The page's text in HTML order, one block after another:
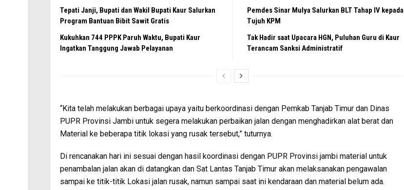
Tepati Janji, Bupati dan Wakil Bupati Kaur Salurkan
Program Bantuan Bibit Sawit Gratis
Kukuhkan 744 PPPK Paruh Waktu, Bupati Kaur
Ingatkan Tanggung Jawab Pelayanan
Pemdes Sinar Mulya Salurkan BLT Tahap IV kepada
Tujuh KPM
Tak Hadir saat Upacara HGN, Puluhan Guru di Kaur
Terancam Sanksi Administratif
“Kita telah melakukan berbagai upaya yaitu berkoordinasi dengan Pemkab Tanjab Timur dan Dinas
PUPR Provinsi Jambi untuk segera melakukan perbaikan jalan dengan menghadirkan alat berat dan
Material ke beberapa titik lokasi yang rusak tersebut,” tuturnya.
Di rencanakan hari ini sesuai dengan hasil koordinasi dengan PUPR Provinsi jambi material untuk
penambalan jalan akan di datangkan dan Sat Lantas Tanjab Timur akan melaksanakan pengawalan
sampai ke titik-titik Lokasi jalan rusak, namun sampai saat ini kendaraan dan material belum ada.